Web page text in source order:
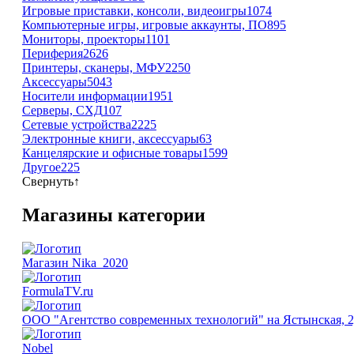
Игровые приставки, консоли, видеоигры1074
Компьютерные игры, игровые аккаунты, ПО895
Мониторы, проекторы1101
Периферия2626
Принтеры, сканеры, МФУ2250
Аксессуары5043
Носители информации1951
Серверы, СХД107
Сетевые устройства2225
Электронные книги, аксессуары63
Канцелярские и офисные товары1599
Другое225
Свернуть↑
Магазины категории
Магазин Nika_2020
FormulaTV.ru
ООО "Агентство современных технологий" на Ястынская,
Nobel